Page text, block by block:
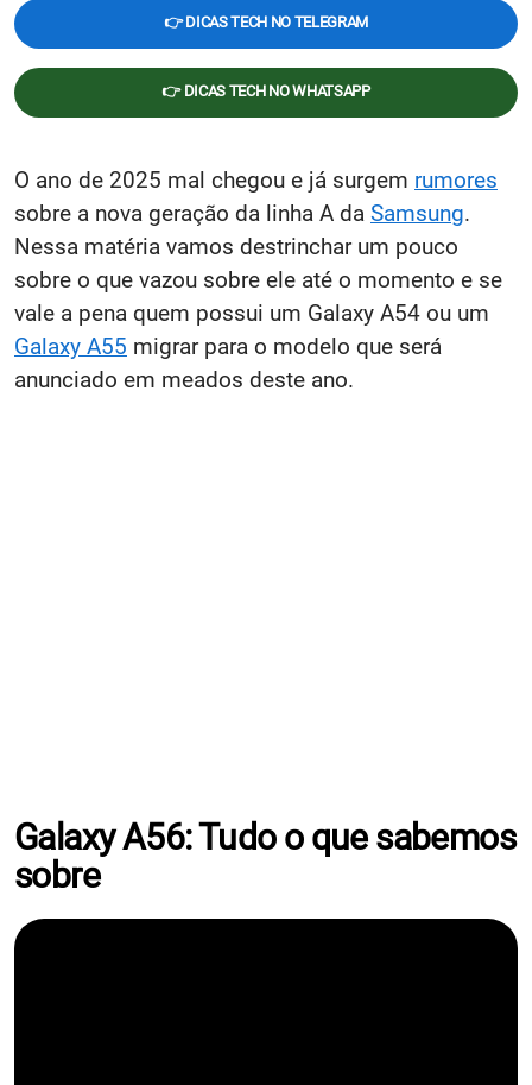
👉 DICAS TECH NO TELEGRAM
👉 DICAS TECH NO WHATSAPP
O ano de 2025 mal chegou e já surgem rumores
sobre a nova geração da linha A da Samsung.
Nessa matéria vamos destrinchar um pouco
sobre o que vazou sobre ele até o momento e se
vale a pena quem possui um Galaxy A54 ou um
Galaxy A55 migrar para o modelo que será
anunciado em meados deste ano.
Galaxy A56: Tudo o que sabemos
sobre